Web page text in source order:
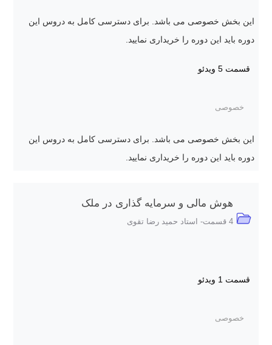
این بخش خصوصی می باشد. برای دسترسی کامل به دروس این
دوره باید این دوره را خریداری نمایید.
قسمت 5 ویدئو
خصوصی
این بخش خصوصی می باشد. برای دسترسی کامل به دروس این
دوره باید این دوره را خریداری نمایید.
هوش مالی و سرمایه گذاری در ملک
4 قسمت- استاد حمید رضا تقوی
قسمت 1 ویدئو
خصوصی